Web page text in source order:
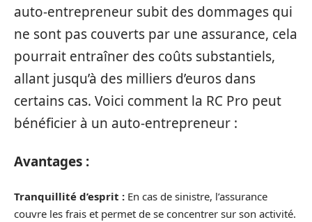
auto-entrepreneur subit des dommages qui
ne sont pas couverts par une assurance, cela
pourrait entraîner des coûts substantiels,
allant jusqu’à des milliers d’euros dans
certains cas. Voici comment la RC Pro peut
bénéficier à un auto-entrepreneur :
Avantages :
Tranquillité d’esprit : En cas de sinistre, l’assurance
couvre les frais et permet de se concentrer sur son activité.